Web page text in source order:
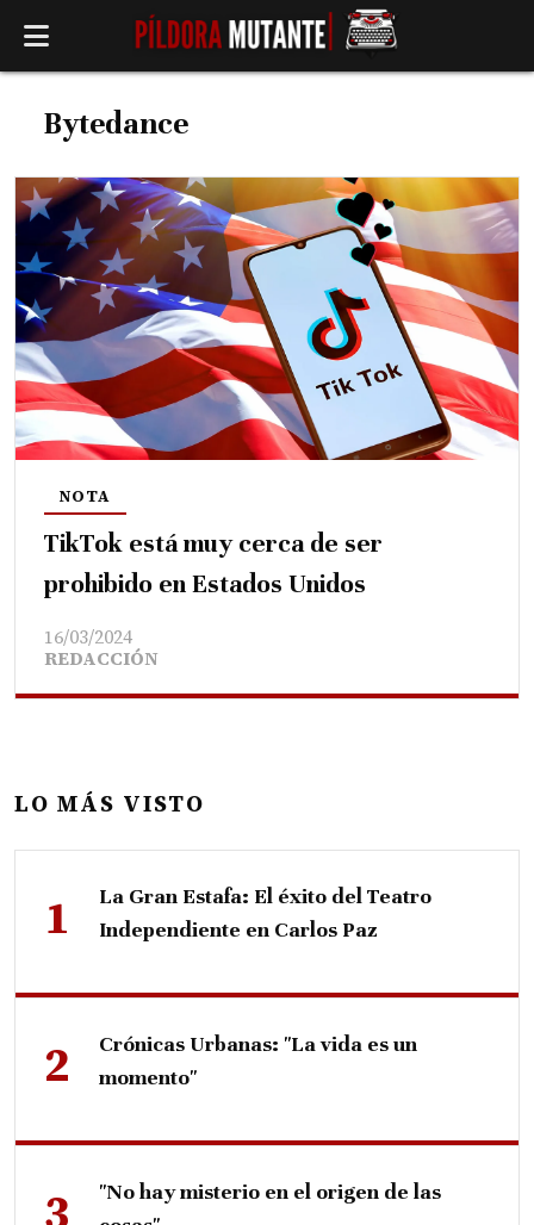
Bytedance
TikTok está muy cerca de ser
prohibido en Estados Unidos
REDACCIÓN
NOTA
16/03/2024
LO MÁS VISTO
La Gran Estafa: El éxito del Teatro
Independiente en Carlos Paz
Crónicas Urbanas: "La vida es un
momento"
"No hay misterio en el origen de las